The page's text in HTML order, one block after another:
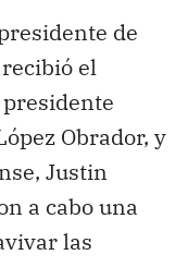
de
el
presidente
Obrador, y
Justin
a cabo una
las